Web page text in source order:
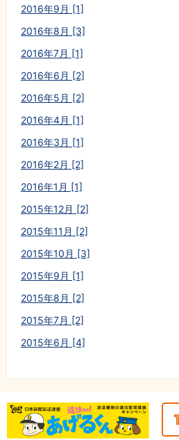
2016年9月 [1]
2016年8月 [3]
2016年7月 [1]
2016年6月 [2]
2016年5月 [2]
2016年4月 [1]
2016年3月 [1]
2016年2月 [2]
2016年1月 [1]
2015年12月 [2]
2015年11月 [2]
2015年10月 [3]
2015年9月 [1]
2015年8月 [2]
2015年7月 [2]
2015年6月 [4]